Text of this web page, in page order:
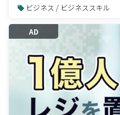
ビジネス / ビジネススキル
AD